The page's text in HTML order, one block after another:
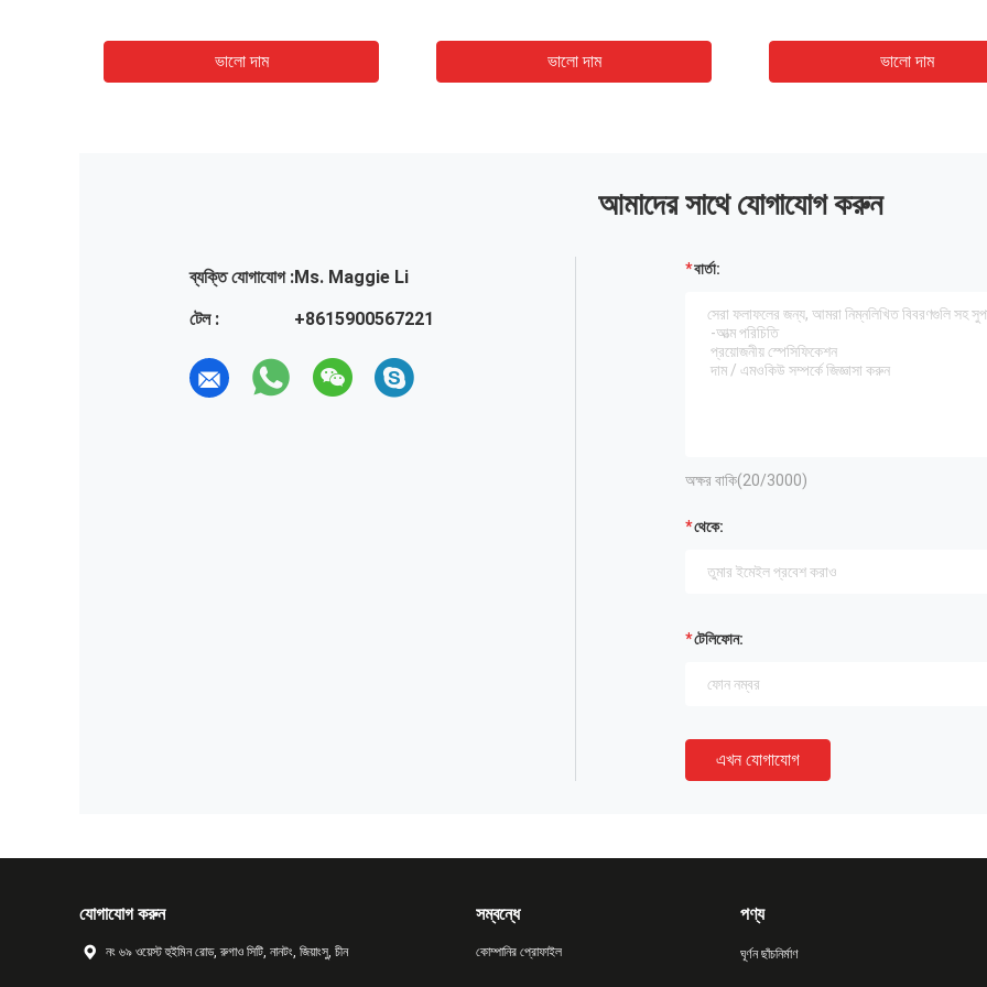
ভালো দাম ভালো দাম ভালো দাম
আমাদের সাথে যোগাযোগ করুন
ব্যক্তি যোগাযোগ :Ms. Maggie Li
টেল :
+8615900567221
বার্তা:
অক্ষর বাকি(20/3000)
থেকে:
টেলিফোন:
এখন যোগাযোগ
যোগাযোগ করুন
নং ৬৯ ওয়েস্ট হুইমিন রোড, রুগাও সিটি, নানটং, জিয়াংসু, চীন
সম্বন্ধে
কোম্পানির প্রোফাইল
পণ্য
ঘূর্ণন ছাঁচনির্মাণ